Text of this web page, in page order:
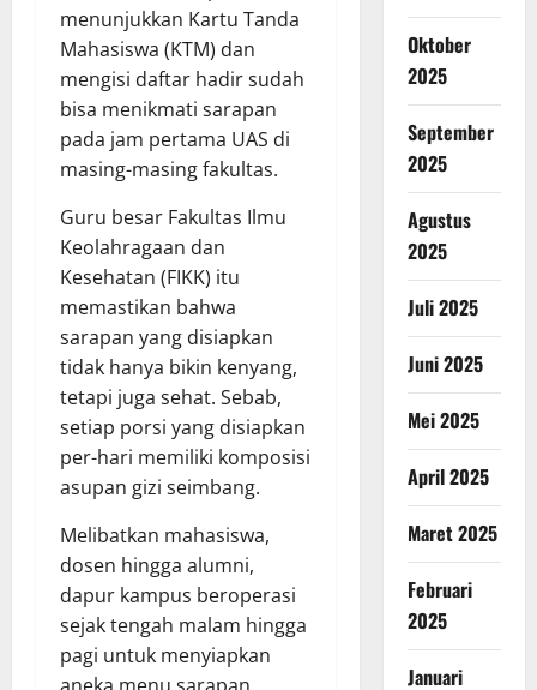
menunjukkan Kartu Tanda
Mahasiswa (KTM) dan
mengisi daftar hadir sudah
bisa menikmati sarapan
pada jam pertama UAS di
masing-masing fakultas.
Guru besar Fakultas Ilmu
Keolahragaan dan
Kesehatan (FIKK) itu
memastikan bahwa
sarapan yang disiapkan
tidak hanya bikin kenyang,
tetapi juga sehat. Sebab,
setiap porsi yang disiapkan
per-hari memiliki komposisi
asupan gizi seimbang.
Melibatkan mahasiswa,
dosen hingga alumni,
dapur kampus beroperasi
sejak tengah malam hingga
pagi untuk menyiapkan
Oktober
2025
September
2025
Agustus
2025
Juli 2025
Juni 2025
Mei 2025
April 2025
Maret 2025
Februari
2025
Januari